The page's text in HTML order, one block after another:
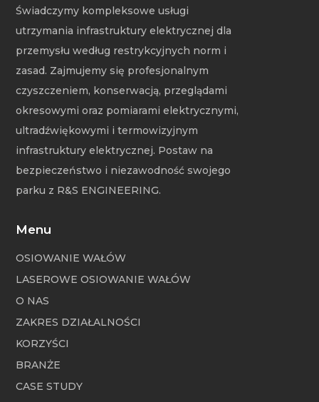
Świadczymy kompleksowe usługi
utrzymania infrastruktury elektrycznej dla
przemysłu według restrykcyjnych norm i
zasad. Zajmujemy się profesjonalnym
czyszczeniem, konserwacją, przeglądami
okresowymi oraz pomiarami elektrycznymi,
ultradźwiękowymi i termowizyjnym
infrastruktury elektrycznej. Postaw na
bezpieczeństwo i niezawodność swojego
parku z R&S ENGINEERING.
Menu
OSIOWANIE WAŁÓW
LASEROWE OSIOWANIE WAŁÓW
O NAS
ZAKRES DZIAŁALNOŚCI
KORZYŚCI
BRANŻE
CASE STUDY